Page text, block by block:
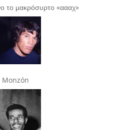
το μακρόσυρτο «αααχ»
Monzón